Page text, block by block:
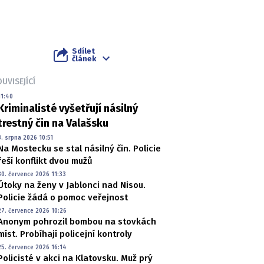
Sdílet
článek
vyšetřují násilný
čin na Valašsku
srpna 2026 10:51
Mostecku se stal násilný čin. Policie
konflikt dvou mužů
července 2026 11:33
na ženy v Jablonci nad Nisou.
žádá o pomoc veřejnost
července 2026 10:26
pohrozil bombou na stovkách
Probíhají policejní kontroly
července 2026 16:14
v akci na Klatovsku. Muž prý